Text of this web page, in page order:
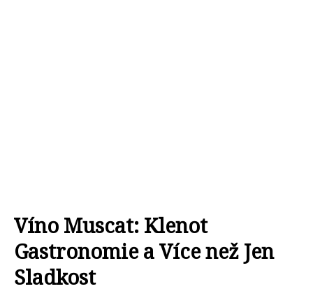
Víno Muscat: Klenot
Gastronomie a Více než Jen
Sladkost